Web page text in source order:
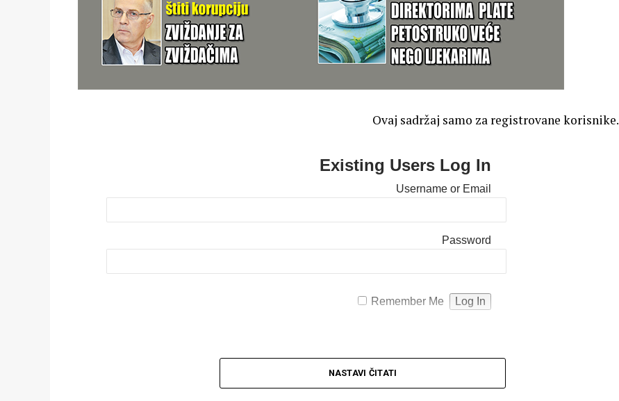
Ovaj sadržaj samo za registrovane korisnike.
Existing Users Log In
Username or Email
Password
Remember Me
NASTAVI ČITATI